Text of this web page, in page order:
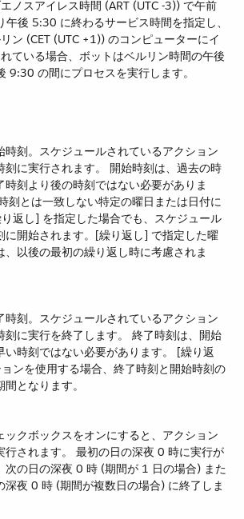
ノスアイレス時間 (ART (UTC -3)) で午前
後 5:30 に終わるサービス時間を指定し、
ン (CET (UTC +1)) のコンピューターにイ
ている場合、ボットはベルリン時間の午後
9:30 の間にプロセスを実行します。
時刻。スケジュールされているアクション
刻に実行されます。 開始時刻は、過去の時
時刻より後の時刻ではない必要がありま
刻とは一致しない特定の曜日または日付に
返し] を指定した場合でも、スケジュール
に開始されます。[繰り返し] で指定した曜
、以後の最初の繰り返し時に考慮されま
時刻。スケジュールされているアクション
刻に実行を終了します。 終了時刻は、開始
い時刻ではない必要があります。 [繰り返
ンを使用する場合、終了時刻と開始時刻の
となります。
ックボックスをオンにすると、アクション
行されます。 最初の日の深夜 0 時に実行が
次の日の深夜 0 時 (期間が 1 日の場合) また
深夜 0 時 (期間が複数日の場合) に終了しま